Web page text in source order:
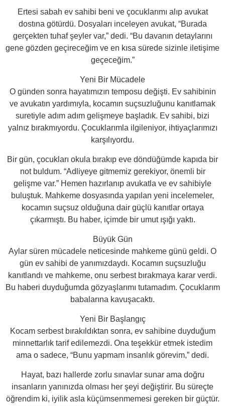
Ertesi sabah ev sahibi beni ve çocuklarımı alıp avukat
dostına götürdü. Dosyaları inceleyen avukat, “Burada
gerçekten tuhaf şeyler var,” dedi. “Bu davanın detaylarını
gene gözden geçireceğim ve en kısa sürede sizinle iletişime
geçeceğim.”
Yeni Bir Mücadele
O günden sonra hayatımızın temposu değişti. Ev sahibinin
ve avukatın yardımıyla, kocamın suçsuzluğunu kanıtlamak
suretiyle adım adım gelişmeye başladık. Ev sahibi, bizi
yalnız bırakmıyordu. Çocuklarımla ilgileniyor, ihtiyaçlarımızı
karşılıyordu.
Bir gün, çocukları okula bırakıp eve döndüğümde kapıda bir
not buldum. “Adliyeye gitmemiz gerekiyor, önemli bir
gelişme var.” Hemen hazırlanıp avukatla ve ev sahibiyle
buluştuk. Mahkeme dosyasında yapılan yeni incelemeler,
kocamın suçsuz olduğuna dair güçlü kanıtlar ortaya
çıkarmıştı. Bu haber, içimde bir umut ışığı yaktı.
Büyük Gün
Aylar süren mücadele neticesinde mahkeme günü geldi. O
gün ev sahibi de yanımızdaydı. Kocamın suçsuzluğu
kanıtlandı ve mahkeme, onu serbest bırakmaya karar verdi.
Bu haberi duyduğumda gözyaşlarımı tutamadım. Çocuklarım
babalarına kavuşacaktı.
Yeni Bir Başlangıç
Kocam serbest bırakıldıktan sonra, ev sahibine duyduğum
minnettarlık tarif edilemezdi. Ona teşekkür etmek istedim
ama o sadece, “Bunu yapmam insanlık görevim,” dedi.
Hayat, bazı hallerde zorlu sınavlar sunar ama doğru
insanların yanınızda olması her şeyi değiştirir. Bu süreçte
öğrendim ki, iyilik asla küçümsenmemesi gereken bir güçtür.